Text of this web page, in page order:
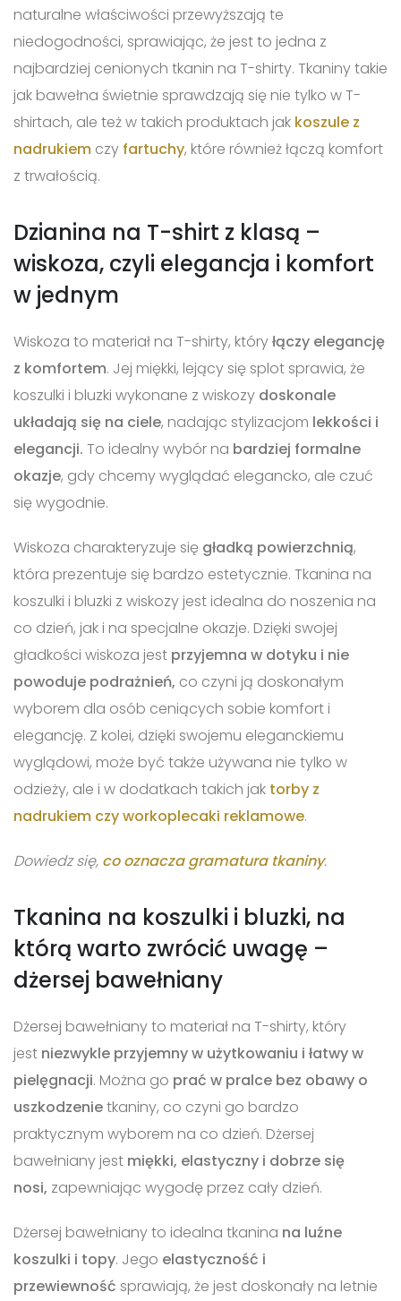
naturalne właściwości przewyższają te
niedogodności, sprawiając, że jest to jedna z
najbardziej cenionych tkanin na T-shirty. Tkaniny takie
jak bawełna świetnie sprawdzają się nie tylko w T-
shirtach, ale też w takich produktach jak koszule z
nadrukiem czy fartuchy, które również łączą komfort
z trwałością.
Dzianina na T-shirt z klasą –
wiskoza, czyli elegancja i komfort
w jednym
Wiskoza to materiał na T-shirty, któryłączy elegancję
z komfortem. Jej miękki, lejący się splot sprawia, że
koszulki i bluzki wykonane z wiskozy doskonale
układają się na ciele, nadając stylizacjom lekkości i
elegancji. To idealny wybór na bardziej formalne
okazje, gdy chcemy wyglądać elegancko, ale czuć
się wygodnie.
Wiskoza charakteryzuje się gładką powierzchnią,
która prezentuje się bardzo estetycznie. Tkanina na
koszulki i bluzki z wiskozy jest idealna do noszenia na
co dzień, jak i na specjalne okazje. Dzięki swojej
gładkości wiskoza jest przyjemna w dotyku i nie
powoduje podrażnień, co czyni ją doskonałym
wyborem dla osób ceniących sobie komfort i
elegancję. Z kolei, dzięki swojemu eleganckiemu
wyglądowi, może być także używana nie tylko w
odzieży, ale i w dodatkach takich jak torby z
nadrukiem czy workoplecaki reklamowe.
Dowiedz się, co oznacza gramatura tkaniny.
Tkanina na koszulki i bluzki, na
którą warto zwrócić uwagę –
dżersej bawełniany
Dżersej bawełniany to materiał na T-shirty, który
jest niezwykle przyjemny w użytkowaniu i łatwy w
pielęgnacji. Można go prać w pralce bez obawy o
uszkodzenietkaniny, co czyni go bardzo
praktycznym wyborem na co dzień. Dżersej
bawełniany jest miękki, elastyczny i dobrze się
nosi, zapewniając wygodę przez cały dzień.
Dżersej bawełniany to idealna tkanina na luźne
koszulki i topy. Jego elastyczność i
przewiewność sprawiają, że jest doskonały na letnie